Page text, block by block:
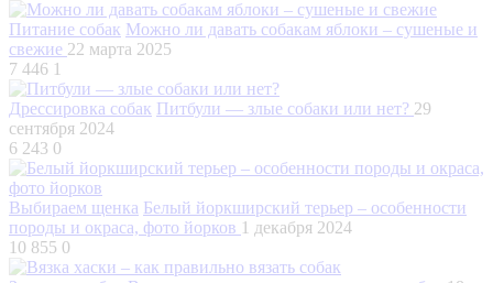
Питание собак Можно ли давать собакам яблоки – сушеные и
свежие 22 марта 2025
7 446 1
Дрессировка собак Питбули — злые собаки или нет? 29
сентября 2024
6 243 0
Выбираем щенка Белый йоркширский терьер – особенности
породы и окраса, фото йорков 1 декабря 2024
10 855 0